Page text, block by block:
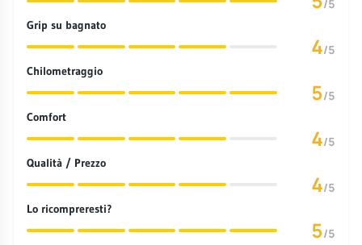
/5
Grip su bagnato
4/5
Chilometraggio
5/5
Comfort
4/5
Qualità / Prezzo
4/5
Lo ricompreresti?
5/5